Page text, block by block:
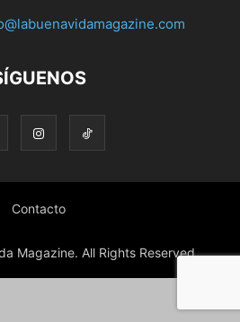
Contacto
Magazine. All Rights Reserved.